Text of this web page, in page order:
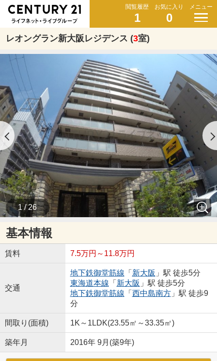
閲覧履歴
1
お気に入り
0
メニュー
レオングラン新大阪レジデンス (3室)
1 / 26
基本情報
賃料 7.5万円～11.8万円
交通
地下鉄御堂筋線 「 新大阪 」駅 徒歩5分
東海道本線 「 新大阪 」駅 徒歩5分
地下鉄御堂筋線 「 西中島南方」駅 徒歩9
分
間取り(面積) 1K～1LDK(23.55㎡～33.35㎡)
築年月 2016年 9月(築9年)